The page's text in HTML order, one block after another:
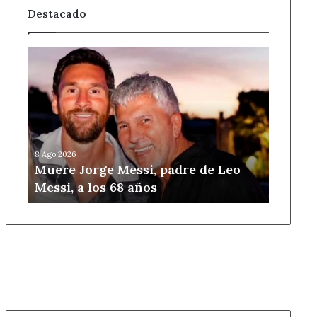
Destacado
Messi,
padre
de
Leo
Messi,
a
los
68
años
8 Ago 2026
Muere Jorge Messi, padre de Leo
Messi, a los 68 años